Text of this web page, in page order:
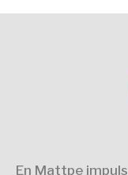
En Mattpe